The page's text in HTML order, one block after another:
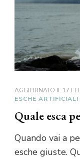
AGGIORNATO IL17
ESCHE ARTIFICIALI
Quale esca
Quando vai a
esche giuste.